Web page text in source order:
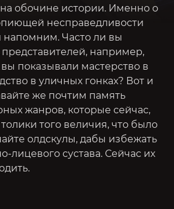
на обочине истории. Именно о
несправедливости
напомним. Часто ли вы
например,
показывали мастерство в
в уличных гонках? Вот и
же почтим память
жанров, которые сейчас,
того величия, что было
олдскулы, дабы избежать
лицевого сустава. Сейчас их